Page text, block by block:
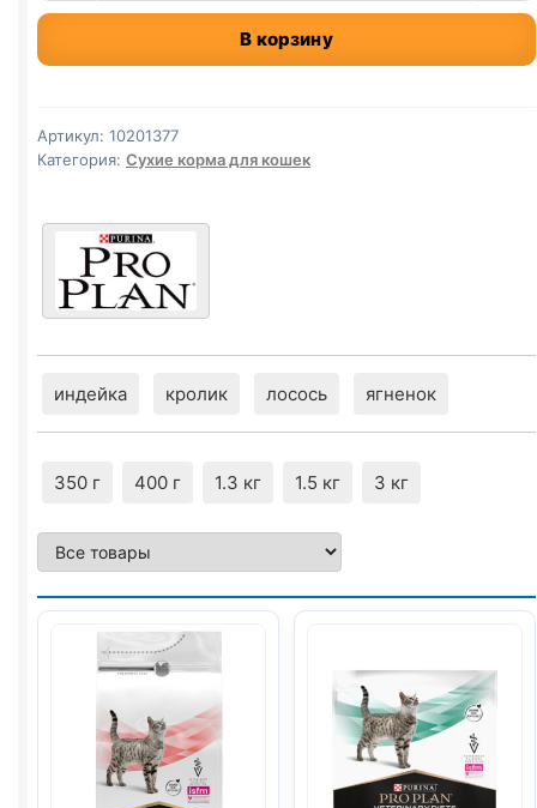
Pro
сух.
1,5кг
В корзину
Артикул: 10201377
Категория: Сухие корма для кошек
индейка кролик лосось ягненок
350 г 400 г 1.3 кг 1.5 кг 3 кг